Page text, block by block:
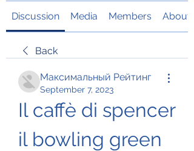
Discussion Media Members About
Back
Максимальный Рейтинг
September 7, 2023
Il caffè di spencer
il bowling green